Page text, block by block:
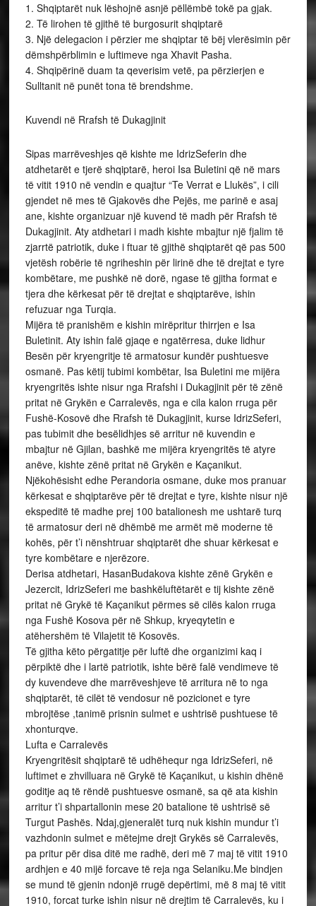
1. Shqiptarët nuk lëshojnë asnjë pëllëmbë tokë pa gjak.
2. Të lirohen të gjithë të burgosurit shqiptarë
3. Një delegacion i përzier me shqiptar të bëj vlerësimin për
dëmshpërblimin e luftimeve nga Xhavit Pasha.
4. Shqipërinë duam ta qeverisim vetë, pa përzierjen e
Sulltanit në punët tona të brendshme.
Kuvendi në Rrafsh të Dukagjinit
Sipas marrëveshjes që kishte me IdrizSeferin dhe
atdhetarët e tjerë shqiptarë, heroi Isa Buletini që në mars
të vitit 1910 në vendin e quajtur “Te Verrat e Llukës”, i cili
gjendet në mes të Gjakovës dhe Pejës, me parinë e asaj
ane, kishte organizuar një kuvend të madh për Rrafsh të
Dukagjinit. Aty atdhetari i madh kishte mbajtur një fjalim të
zjarrtë patriotik, duke i ftuar të gjithë shqiptarët që pas 500
vjetësh robërie të ngriheshin për lirinë dhe të drejtat e tyre
kombëtare, me pushkë në dorë, ngase të gjitha format e
tjera dhe kërkesat për të drejtat e shqiptarëve, ishin
refuzuar nga Turqia.
Mijëra të pranishëm e kishin mirëpritur thirrjen e Isa
Buletinit. Aty ishin falë gjaqe e ngatërresa, duke lidhur
Besën për kryengritje të armatosur kundër pushtuesve
osmanë. Pas këtij tubimi kombëtar, Isa Buletini me mijëra
kryengritës ishte nisur nga Rrafshi i Dukagjinit për të zënë
pritat në Grykën e Carralevës, nga e cila kalon rruga për
Fushë-Kosovë dhe Rrafsh të Dukagjinit, kurse IdrizSeferi,
pas tubimit dhe besëlidhjes së arritur në kuvendin e
mbajtur në Gjilan, bashkë me mijëra kryengritës të atyre
anëve, kishte zënë pritat në Grykën e Kaçanikut.
Njëkohësisht edhe Perandoria osmane, duke mos pranuar
kërkesat e shqiptarëve për të drejtat e tyre, kishte nisur një
ekspeditë të madhe prej 100 batalionesh me ushtarë turq
të armatosur deri në dhëmbë me armët më moderne të
kohës, për t’i nënshtruar shqiptarët dhe shuar kërkesat e
tyre kombëtare e njerëzore.
Derisa atdhetari, HasanBudakova kishte zënë Grykën e
Jezercit, IdrizSeferi me bashkëluftëtarët e tij kishte zënë
pritat në Grykë të Kaçanikut përmes së cilës kalon rruga
nga Fushë Kosova për në Shkup, kryeqytetin e
atëhershëm të Vilajetit të Kosovës.
Të gjitha këto përgatitje për luftë dhe organizimi kaq i
përpiktë dhe i lartë patriotik, ishte bërë falë vendimeve të
dy kuvendeve dhe marrëveshjeve të arritura në to nga
shqiptarët, të cilët të vendosur në pozicionet e tyre
mbrojtëse ,tanimë prisnin sulmet e ushtrisë pushtuese të
xhonturqve.
Lufta e Carralevës
Kryengritësit shqiptarë të udhëhequr nga IdrizSeferi, në
luftimet e zhvilluara në Grykë të Kaçanikut, u kishin dhënë
goditje aq të rëndë pushtuesve osmanë, sa që ata kishin
arritur t’i shpartallonin mese 20 batalione të ushtrisë së
Turgut Pashës. Ndaj,gjeneralët turq nuk kishin mundur t’i
vazhdonin sulmet e mëtejme drejt Grykës së Carralevës,
pa pritur për disa ditë me radhë, deri më 7 maj të vitit 1910
ardhjen e 40 mijë forcave të reja nga Selaniku.Me bindjen
se mund të gjenin ndonjë rrugë depërtimi, më 8 maj të vitit
1910, forcat turke ishin nisur në drejtim të Carralevës, ku i